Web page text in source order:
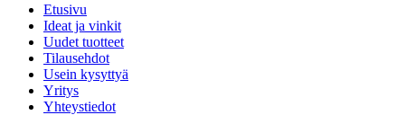
Etusivu
Ideat ja vinkit
Uudet tuotteet
Tilausehdot
Usein kysyttyä
Yritys
Yhteystiedot